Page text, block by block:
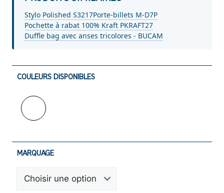
Stylo Polished S3217Porte-billets M-D7P
Pochette à rabat 100% Kraft PKRAFT27
Duffle bag avec anses tricolores - BUCAM
COULEURS DISPONIBLES
MARQUAGE